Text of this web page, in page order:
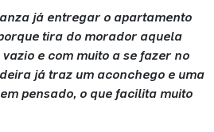
já entregar o apartamento
tira do morador aquela
e com muito a se fazer no
já traz um aconchego e uma
pensado, o que facilita muito